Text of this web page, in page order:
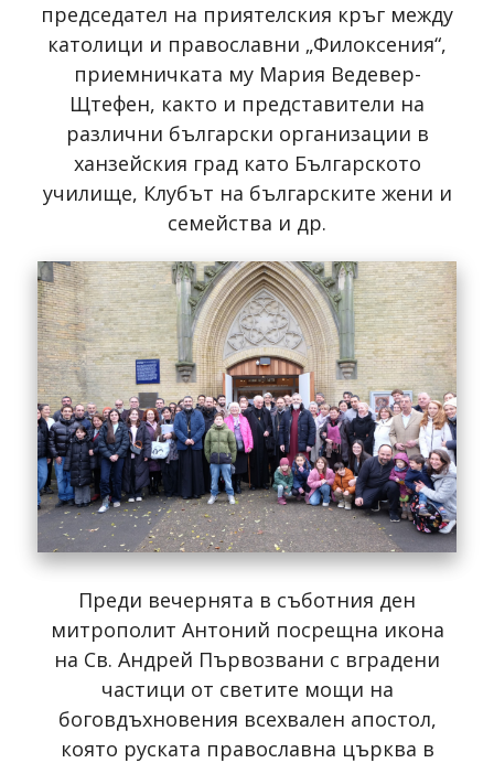
председател на приятелския кръг между
католици и православни „Филоксения“,
приемничката му Мария Ведевер-
Щтефен, както и представители на
различни български организации в
ханзейския град като Българското
училище, Клубът на българските жени и
семейства и др.
Преди вечернята в съботния ден
митрополит Антоний посрещна икона
на Св. Андрей Първозвани с вградени
частици от светите мощи на
боговдъхновения всехвален апостол,
която руската православна църква в